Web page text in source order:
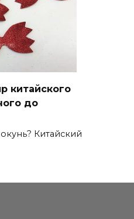
китайского
до
Китайский